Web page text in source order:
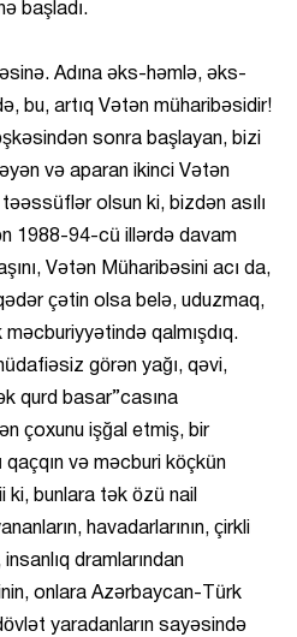
başladı.
Adına əks-həmlə, əks-
bu, artıq Vətən müharibəsidir!
sonra başlayan, bizi
və aparan ikinci Vətən
olsun ki, bizdən asılı
1988-94-cü illərdə davam
Vətən Müharibəsini acı da,
çətin olsa belə, uduzmaq,
qalmışdıq.
görən yağı, qəvi,
qurd basar”casına
çoxunu işğal etmiş, bir
qaçqın və məcburi köçkün
ki, bunlara tək özü nail
havadarlarının, çirkli
dramlarından
onlara Azərbaycan-Türk
yaradanların sayəsində